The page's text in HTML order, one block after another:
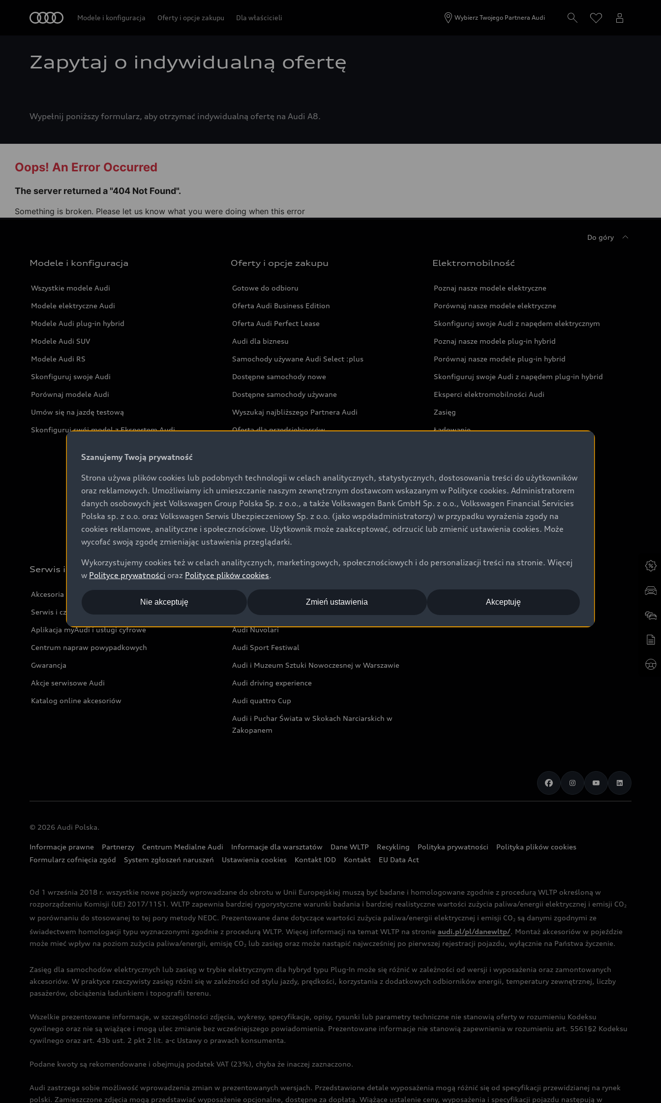
Modele i konfiguracja Oferty i opcje zakupu Dla właścicieli Wybierz Twojego Partnera Audi
Zapytaj o indywidualną ofertę
Wypełnij poniższy formularz, aby otrzymać indywidualną ofertę na Audi A8.
Do góry
Modele i konfiguracja
Wszystkie modele Audi
Modele elektryczne Audi
Modele Audi plug-in hybrid
Modele Audi SUV
Modele Audi RS
Skonfiguruj swoje Audi
Porównaj modele Audi
Umów się na jazdę testową
Skonfiguruj swój model z Ekspertem Audi
Oferty i opcje zakupu
Gotowe do odbioru
Oferta Audi Business Edition
Oferta Audi Perfect Lease
Audi dla biznesu
Samochody używane Audi Select :plus
Dostępne samochody nowe
Dostępne samochody używane
Wyszukaj najbliższego Partnera Audi
Oferta dla przedsiębiorców
Ubezpieczenie
Świat Audi RS
Audi driving experience
Audi exclusive
Elektromobilność
Poznaj nasze modele elektryczne
Porównaj nasze modele elektryczne
Skonfiguruj swoje Audi z napędem elektrycznym
Poznaj nasze modele plug-in hybrid
Porównaj nasze modele plug-in hybrid
Skonfiguruj swoje Audi z napędem plug-in hybrid
Eksperci elektromobilności Audi
Zasięg
Ładowanie
Serwis i akcesoria
Akcesoria
Serwis i części
Aplikacja myAudi i usługi cyfrowe
Centrum napraw powypadkowych
Gwarancja
Akcje serwisowe Audi
Katalog online akcesoriów
Świat Audi
Aktualności i historie postępu
Audi Revolut F1® Team
Audi Nuvolari
Audi Sport Festiwal
Audi i Muzeum Sztuki Nowoczesnej w Warszawie
Audi driving experience
Audi quattro Cup
Audi i Puchar Świata w Skokach Narciarskich w
Zakopanem
© 2026 Audi Polska.
Informacje prawne Partnerzy Centrum Medialne Audi Informacje dla warsztatów Dane WLTP Recykling Polityka prywatności
Polityka plików cookies
Formularz cofnięcia zgód
System zgłoszeń naruszeń Ustawienia cookies Kontakt IOD Kontakt EU Data Act
Od 1 września 2018 r. wszystkie nowe pojazdy wprowadzane do obrotu w Unii Europejskiej muszą być badane i homologowane zgodnie z procedurą WLTP określoną w
rozporządzeniu Komisji (UE) 2017/1151. WLTP zapewnia bardziej rygorystyczne warunki badania i bardziej realistyczne wartości zużycia paliwa/energii elektrycznej i emisji CO2
w porównaniu do stosowanej to tej pory metody NEDC. Prezentowane dane dotyczące wartości zużycia paliwa/energii elektrycznej i emisji CO2 są danymi zgodnymi ze
świadectwem homologacji typu wyznaczonymi zgodnie z procedurą WLTP. Więcej informacji na temat WLTP na stronie audi.pl/pl/danewltp/. Montaż akcesoriów w pojeździe
może mieć wpływ na poziom zużycia paliwa/energii, emisję CO2 lub zasięg oraz może nastąpić najwcześniej po pierwszej rejestracji pojazdu, wyłącznie na Państwa życzenie.
Zasięg dla samochodów elektrycznych lub zasięg w trybie elektrycznym dla hybryd typu Plug-In może się różnić w zależności od wersji i wyposażenia oraz zamontowanych
akcesoriów. W praktyce rzeczywisty zasięg różni się w zależności od stylu jazdy, prędkości, korzystania z dodatkowych odbiorników energii, temperatury zewnętrznej, liczby
pasażerów, obciążenia ładunkiem i topografii terenu.
Wszelkie prezentowane informacje, w szczególności zdjęcia, wykresy, specyfikacje, opisy, rysunki lub parametry techniczne nie stanowią oferty w rozumieniu Kodeksu
cywilnego oraz nie są wiążące i mogą ulec zmianie bez wcześniejszego powiadomienia. Prezentowane informacje nie stanowią zapewnienia w rozumieniu art. 5561§2 Kodeksu
cywilnego oraz art. 43b ust. 2 pkt 2 lit. a-c Ustawy o prawach konsumenta.
Podane kwoty są rekomendowane i obejmują podatek VAT (23%), chyba że inaczej zaznaczono.
Audi zastrzega sobie możliwość wprowadzenia zmian w prezentowanych wersjach. Przedstawione detale wyposażenia mogą różnić się od specyfikacji przewidzianej na rynek
polski. Zamieszczone zdjęcia mogą przedstawiać wyposażenie opcjonalne, dostępne za dopłatą. Wiążące ustalenie ceny, wyposażenia i specyfikacji pojazdu następują w
Szanujemy Twoją prywatność
Strona używa plików cookies lub podobnych technologii w celach analitycznych, statystycznych, dostosowania treści do użytkowników
oraz reklamowych. Umożliwiamy ich umieszczanie naszym zewnętrznym dostawcom wskazanym w Polityce cookies. Administratorem
danych osobowych jest Volkswagen Group Polska Sp. z o.o., a także Volkswagen Bank GmbH Sp. z o.o., Volkswagen Financial Servicies
Polska sp. z o.o. oraz Volkswagen Serwis Ubezpieczeniowy Sp. z o.o. (jako współadministratorzy) w przypadku wyrażenia zgody na
cookies reklamowe, analityczne i społecznościowe. Użytkownik może zaakceptować, odrzucić lub zmienić ustawienia cookies. Może
wycofać swoją zgodę zmieniając ustawienia przeglądarki.
Wykorzystujemy cookies też w celach analitycznych, marketingowych, społecznościowych i do personalizacji treści na stronie. Więcej
w Polityce prywatności oraz Polityce plików cookies.
Akceptuję
Nie akceptuję Zmień ustawienia